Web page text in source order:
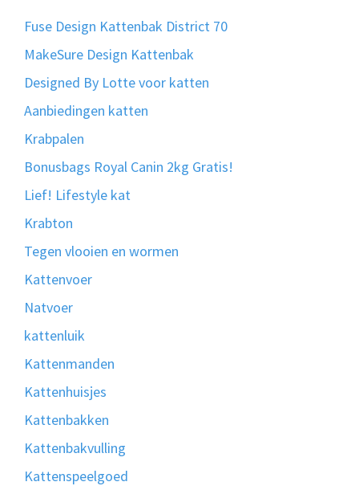
Fuse Design Kattenbak District 70
MakeSure Design Kattenbak
Designed By Lotte voor katten
Aanbiedingen katten
Krabpalen
Bonusbags Royal Canin 2kg Gratis!
Lief! Lifestyle kat
Krabton
Tegen vlooien en wormen
Kattenvoer
Natvoer
kattenluik
Kattenmanden
Kattenhuisjes
Kattenbakken
Kattenbakvulling
Kattenspeelgoed